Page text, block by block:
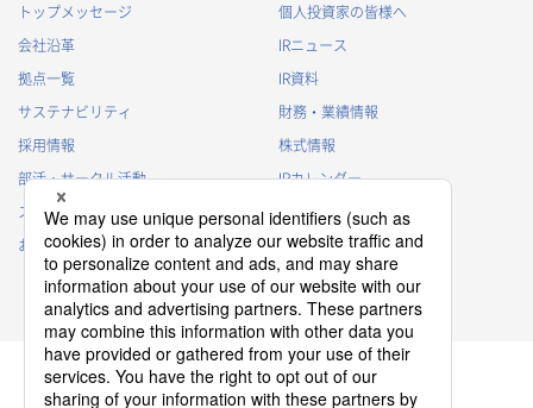
トップメッセージ
会社沿革
拠点一覧
サステナビリティ
採用情報
部活・サークル活動
スポンサー活動
お問い合わせ
個人投資家の皆様へ
IRニュース
IR資料
財務・業績情報
株式情報
IRカレンダー
IRに関するよくあるご質問
IRポリシー
免責事項